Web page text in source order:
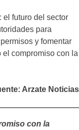
el futuro del sector
para
y fomentar
el compromiso con la
Arzate Noticias
con la